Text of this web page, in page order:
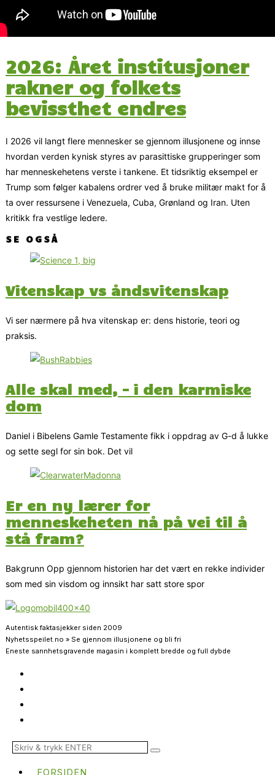
2026: Året institusjoner
rakner og folkets
bevissthet endres
I 2026 vil langt flere mennesker se gjennom illusjonene og innse
hvordan verden kynisk styres av parasittiske grupperinger som
har menneskehetens verste i tankene. Et tidsriktig eksempel er
Trump som følger kabalens ordrer ved å bruke militær makt for å
ta over ressursene i Venezuela, Cuba, Grønland og Iran. Uten
kritikk fra vestlige ledere.
SE OGSÅ
Vitenskap vs åndsvitenskap
Vi ser nærmere på hva vitenskap er: dens historie, teori og
praksis.
Alle skal med, – i den karmiske
dom
Daniel i Bibelens Gamle Testamente fikk i oppdrag av G-d å lukke
og sette segl for sin bok. Det vil
Er en ny lærer for
menneskeheten nå på vei til å
stå fram?
Bakgrunn Opp gjennom historien har det vært en rekke individer
som med sin visdom og innsikt har satt store spor
Autentisk faktasjekker siden 2009
Nyhetsspeilet.no » Se gjennom illusjonene og bli fri
Eneste sannhetsgravende magasin i komplett bredde og full dybde
FORSIDEN